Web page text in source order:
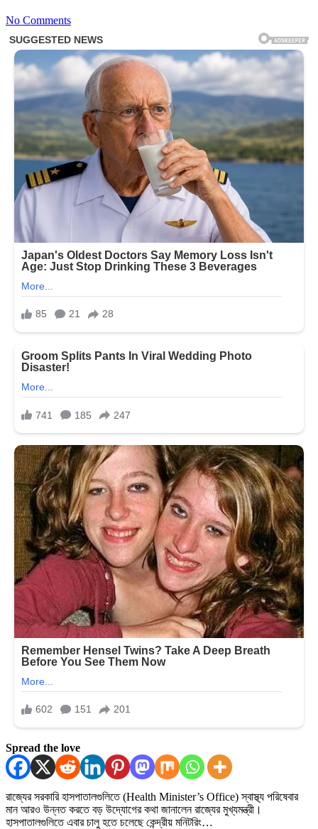
No Comments
Spread the love
রাজ্যের সরকারি হাসপাতালগুলিতে (Health Minister’s Office) স্বাস্থ্য পরিষেবার
মান আরও উন্নত করতে বড় উদ্যোগের কথা জানালেন রাজ্যের মুখ্যমন্ত্রী।
হাসপাতালগুলিতে এবার চালু হতে চলেছে কেন্দ্রীয় মনিটরিং…